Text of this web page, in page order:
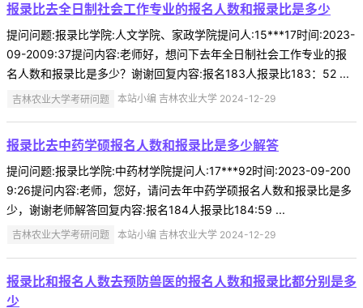
报录比去全日制社会工作专业的报名人数和报录比是多少
提问问题:报录比学院:人文学院、家政学院提问人:15***17时间:2023-
09-2009:37提问内容:老师好，想问下去年全日制社会工作专业的报
名人数和报录比是多少？谢谢回复内容:报名183人报录比183：52 ...
吉林农业大学考研问题 本站小编 吉林农业大学 2024-12-29
报录比去中药学硕报名人数和报录比是多少解答
提问问题:报录比学院:中药材学院提问人:17***92时间:2023-09-200
9:26提问内容:老师，您好，请问去年中药学硕报名人数和报录比是多
少，谢谢老师解答回复内容:报名184人报录比184:59 ...
吉林农业大学考研问题 本站小编 吉林农业大学 2024-12-29
报录比和报名人数去预防兽医的报名人数和报录比都分别是多
少